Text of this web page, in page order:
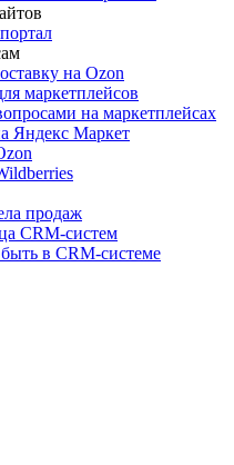
на Ozon
маркетплейсов
на маркетплейсах
Яндекс Маркет
продаж
CRM-систем
в CRM-системе